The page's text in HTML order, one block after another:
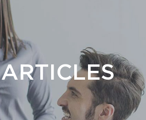
ARTICLES